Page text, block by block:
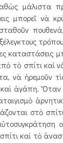
μπορεῖ νὰ
καταστάσεις
τὸ σπίτι
νὰ ἠρεμοῦν
ἀγάπη.
στὸ
καὶ τὸ